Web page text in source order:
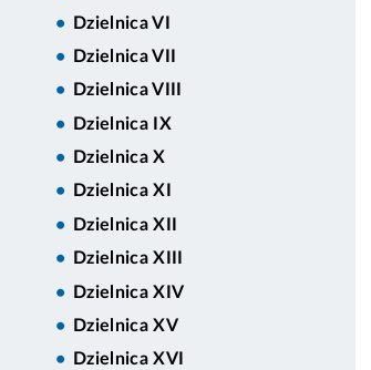
Dzielnica VI
Dzielnica VII
Dzielnica VIII
Dzielnica IX
Dzielnica X
Dzielnica XI
Dzielnica XII
Dzielnica XIII
Dzielnica XIV
Dzielnica XV
Dzielnica XVI